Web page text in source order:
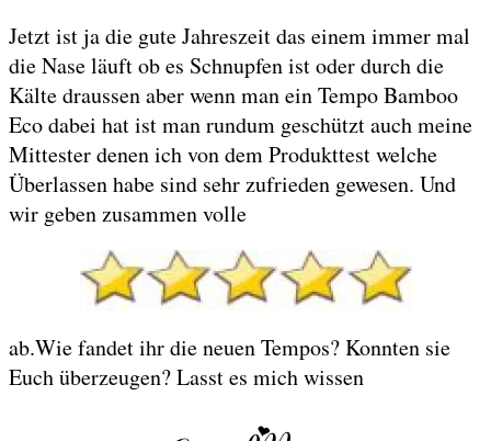
Jetzt ist ja die gute Jahreszeit das einem immer mal
die Nase läuft ob es Schnupfen ist oder durch die
Kälte draussen aber wenn man ein Tempo Bamboo
Eco dabei hat ist man rundum geschützt auch meine
Mittester denen ich von dem Produkttest welche
Überlassen habe sind sehr zufrieden gewesen. Und
wir geben zusammen volle
ab.Wie fandet ihr die neuen Tempos? Konnten sie
Euch überzeugen? Lasst es mich wissen